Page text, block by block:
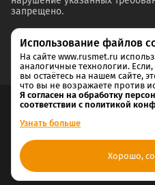
запрещено.
Согласие на обработку и хранение
Политика конфиденциальности
Использование файлов
На сайте www.rusmet.ru
аналогичные технологии.
вы остаётесь на нашем сайте,
что вы не возражаете против
Я согласен на обработку
соответствии с политикой
Узнать больше
Хорошо,